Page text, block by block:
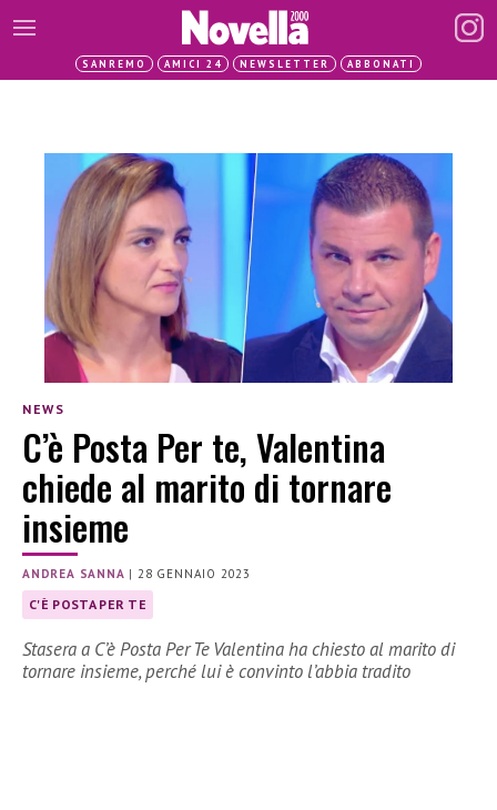
SANREMO AMICI 24 NEWSLETTER ABBONATI
NEWS
C’è Posta Per te, Valentina
chiede al marito di tornare
insieme
ANDREA SANNA |28 GENNAIO 2023
C'È POSTA PER TE
Stasera a C’è Posta Per Te Valentina ha chiesto al marito di
tornare insieme, perché lui è convinto l’abbia tradito